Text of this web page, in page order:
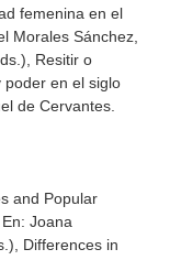
femenina en el
Morales Sánchez,
Resitir o
poder en el siglo
de Cervantes.
and Popular
En: Joana
Differences in